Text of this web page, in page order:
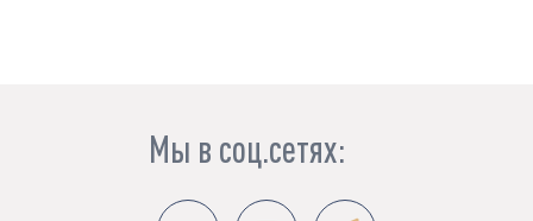
Мы в соц.сетях: